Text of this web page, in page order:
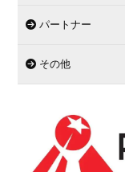
パートナー
その他